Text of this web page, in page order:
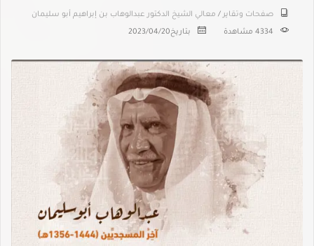
صفحات وتقاير / معالي الشيخ الدكتور عبدالوهاب بن إبراهيم أبو سليمان
4334 مشاهدة بتاريخ2023/04/20